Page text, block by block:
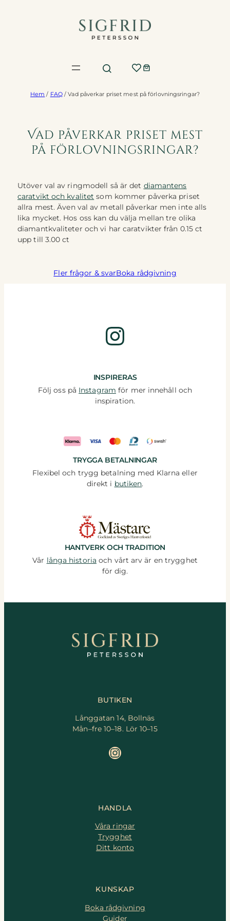
Hem / FAQ / Vad påverkar priset mest på förlovningsringar?
Vad påverkar priset mest
på förlovningsringar?
Utöver val av ringmodell så är det diamantens
caratvikt och kvalitet som kommer påverka priset
allra mest. Även val av metall påverkar men inte alls
lika mycket. Hos oss kan du välja mellan tre olika
diamantkvaliteter och vi har caratvikter från 0.15 ct
upp till 3.00 ct
Fler frågor & svarBoka rådgivning
Instagram
INSPIRERAS
Följ oss på Instagram för mer innehåll och
inspiration.
TRYGGA BETALNINGAR
Flexibel och trygg betalning med Klarna eller
direkt i butiken.
HANTVERK OCH TRADITION
Vår långa historia och vårt arv är en trygghet
för dig.
BUTIKEN
Långgatan 14, Bollnäs
Mån–fre 10–18. Lör 10–15
Instagram
HANDLA
Våra ringar
Trygghet
Ditt konto
KUNSKAP
Boka rådgivning
Guider